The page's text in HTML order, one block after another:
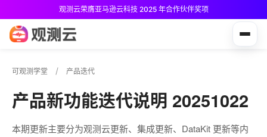
观测云荣膺亚马逊云科技 2025 年合作伙伴奖项
可观测学堂 产品迭代
产品新功能迭代说明 20251022
本期更新主要分为观测云更新、集成更新、DataKit 更新等内